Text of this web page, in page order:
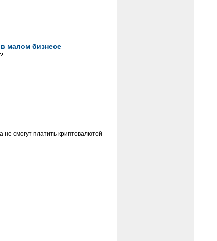
малом бизнесе
не смогут платить криптовалютой